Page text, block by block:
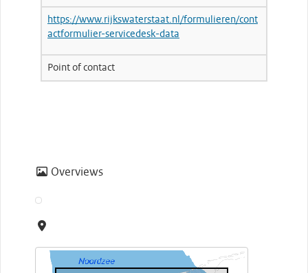
https://www.rijkswaterstaat.nl/formulieren/cont
actformulier-servicedesk-data
Point of contact
Overviews